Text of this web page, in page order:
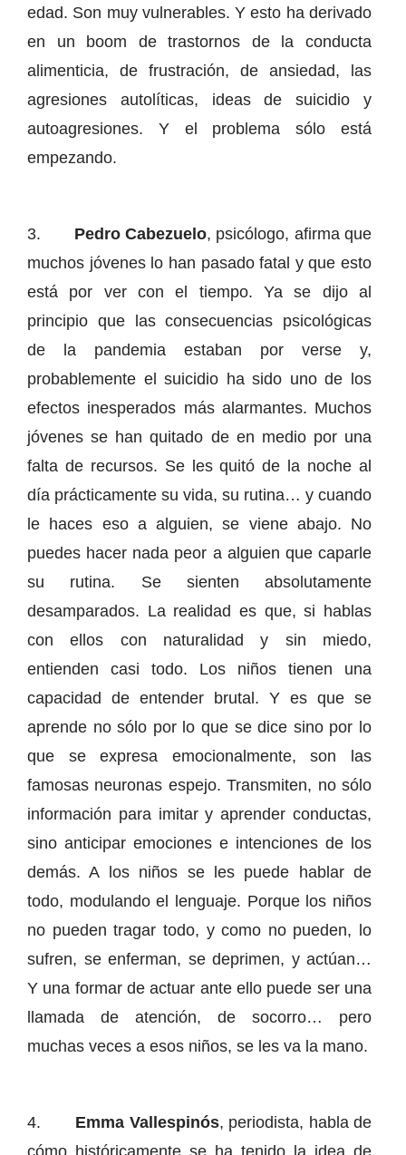
edad. Son muy vulnerables. Y esto ha derivado
en un boom de trastornos de la conducta
alimenticia, de frustración, de ansiedad, las
agresiones autolíticas, ideas de suicidio y
autoagresiones. Y el problema sólo está
empezando.
3. Pedro Cabezuelo, psicólogo, afirma que
muchos jóvenes lo han pasado fatal y que esto
está por ver con el tiempo. Ya se dijo al
principio que las consecuencias psicológicas
de la pandemia estaban por verse y,
probablemente el suicidio ha sido uno de los
efectos inesperados más alarmantes. Muchos
jóvenes se han quitado de en medio por una
falta de recursos. Se les quitó de la noche al
día prácticamente su vida, su rutina… y cuando
le haces eso a alguien, se viene abajo. No
puedes hacer nada peor a alguien que caparle
su rutina. Se sienten absolutamente
desamparados. La realidad es que, si hablas
con ellos con naturalidad y sin miedo,
entienden casi todo. Los niños tienen una
capacidad de entender brutal. Y es que se
aprende no sólo por lo que se dice sino por lo
que se expresa emocionalmente, son las
famosas neuronas espejo. Transmiten, no sólo
información para imitar y aprender conductas,
sino anticipar emociones e intenciones de los
demás. A los niños se les puede hablar de
todo, modulando el lenguaje. Porque los niños
no pueden tragar todo, y como no pueden, lo
sufren, se enferman, se deprimen, y actúan…
Y una formar de actuar ante ello puede ser una
llamada de atención, de socorro… pero
muchas veces a esos niños, se les va la mano.
4. Emma Vallespinós, periodista, habla de
cómo históricamente se ha tenido la idea de